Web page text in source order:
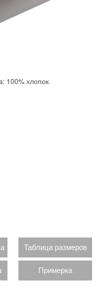
100% хлопок
Таблица размеров
Примерка